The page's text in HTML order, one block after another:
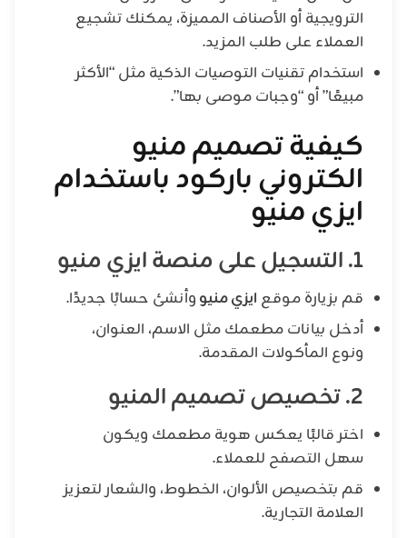
الترويجية أو الأصناف المميزة، يمكنك تشجيع
العملاء على طلب المزيد.
استخدام تقنيات التوصيات الذكية مثل “الأكثر
مبيعًا” أو “وجبات موصى بها”.
كيفية تصميم منيو
الكتروني باركود باستخدام
ايزي منيو
1. التسجيل على منصة ايزي منيو
قم بزيارة موقع ايزي منيووأنشئ حسابًا جديدًا.
أدخل بيانات مطعمك مثل الاسم، العنوان،
ونوع المأكولات المقدمة.
2. تخصيص تصميم المنيو
اختر قالبًا يعكس هوية مطعمك ويكون
سهل التصفح للعملاء.
قم بتخصيص الألوان، الخطوط، والشعار لتعزيز
العلامة التجارية.